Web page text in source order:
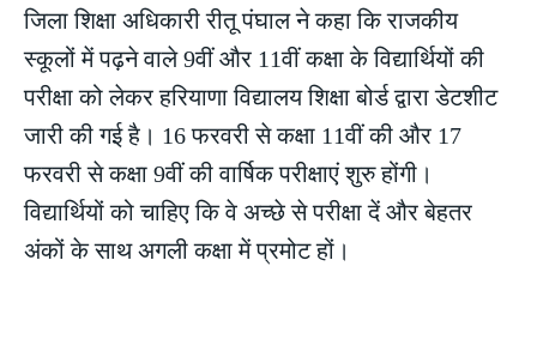
जिला शिक्षा अधिकारी रीतू पंघाल ने कहा कि राजकीय
स्कूलों में पढ़ने वाले 9वीं और 11वीं कक्षा के विद्यार्थियों की
परीक्षा को लेकर हरियाणा विद्यालय शिक्षा बोर्ड द्वारा डेटशीट
जारी की गई है। 16 फरवरी से कक्षा 11वीं की और 17
फरवरी से कक्षा 9वीं की वार्षिक परीक्षाएं शुरु होंगी।
विद्यार्थियों को चाहिए कि वे अच्छे से परीक्षा दें और बेहतर
अंकों के साथ अगली कक्षा में प्रमोट हों।